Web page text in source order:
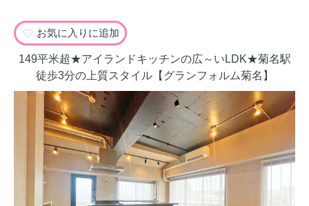
お気に入りに追加
149平米超★アイランドキッチンの広～いLDK★菊名駅
徒歩3分の上質スタイル【グランフォルム菊名】